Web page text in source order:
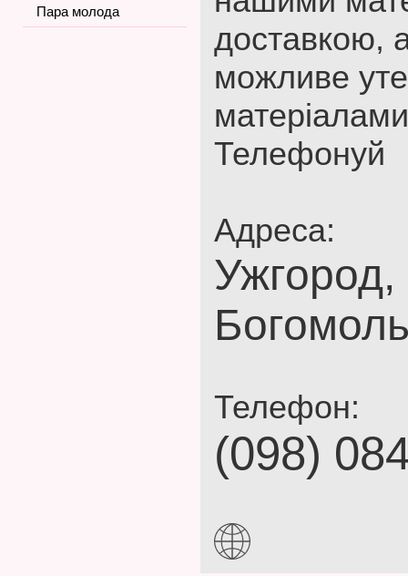
Пара молода
доставкою,
можливе
Телефонуй
Адреса:
Ужгород,
Телефон:
(098)